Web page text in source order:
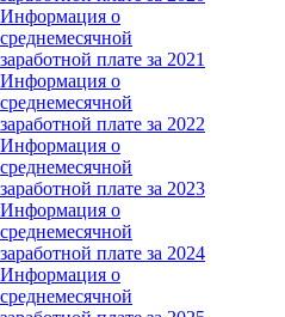
Информация о
среднемесячной
заработной плате за 2021
Информация о
среднемесячной
заработной плате за 2022
Информация о
среднемесячной
заработной плате за 2023
Информация о
среднемесячной
заработной плате за 2024
Информация о
среднемесячной